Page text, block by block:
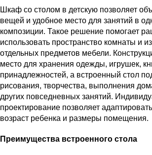
Шкаф со столом в детскую позволяет
вещей и удобное место для занятий в
композиции. Такое решение помогает
использовать пространство комнаты и
отдельных предметов мебели.
место для хранения одежды, игрушек,
принадлежностей, а встроенный стол
рисования, творчества, выполнения
других повседневных занятий.
проектирование позволяет
возраст ребенка и размеры помещения.
Преимущества встроенного стола